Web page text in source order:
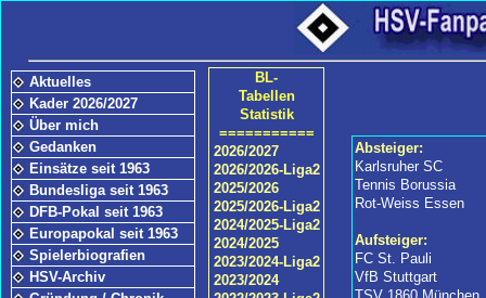
Aktuelles
Kader 2026/2027
Über mich
Gedanken
Einsätze seit 1963
Bundesliga seit 1963
DFB-Pokal seit 1963
Europapokal seit 1963
Spielerbiografien
HSV-Archiv
Absteiger:
Karlsruher SC
Tennis Borussia
Rot-Weiss Essen
Aufsteiger:
FC St. Pauli
VfB Stuttgart
BL-
Tabellen
Statistik
===========
2026/2027
2026/2026-Liga2
2025/2026
2025/2026-Liga2
2024/2025-Liga2
2024/2025
2023/2024-Liga2
2023/2024